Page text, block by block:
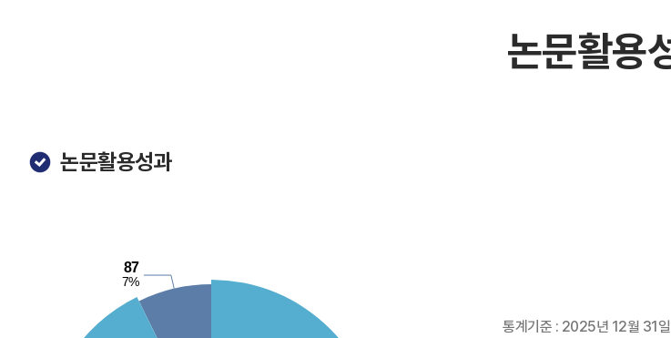
논문활용
논문활용성과
통계기준 : 2025년 12월 31